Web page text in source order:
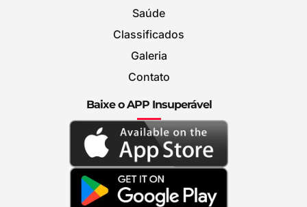
Saúde
Classificados
Galeria
Contato
Baixe o APP Insuperável